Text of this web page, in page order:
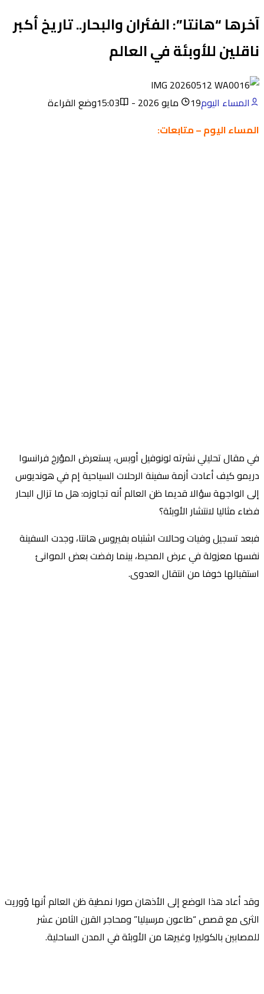
آخرها “هانتا”: الفئران والبحار.. تاريخ أكبر
ناقلين للأوبئة في العالم
المساء اليوم19 مايو 2026 - 15:03
وضع القراءة
المساء اليوم – متابعات:
في مقال تحليلي نشرته لونوفيل أوبس، يستعرض المؤرخ فرانسوا
دريمو كيف أعادت أزمة سفينة الرحلات السياحية إم في هونديوس
إلى الواجهة سؤالا قديما ظن العالم أنه تجاوزه: هل ما تزال البحار
فضاء مثاليا لانتشار الأوبئة؟
فبعد تسجيل وفيات وحالات اشتباه بفيروس هانتا، وجدت السفينة
نفسها معزولة في عرض المحيط، بينما رفضت بعض الموانئ
استقبالها خوفا من انتقال العدوى.
وقد أعاد هذا الوضع إلى الأذهان صورا نمطية ظن العالم أنها وُوريت
الثرى مع قصص “طاعون مرسيليا” ومحاجر القرن الثامن عشر
للمصابين بالكوليرا وغيرها من الأوبئة في المدن الساحلية.